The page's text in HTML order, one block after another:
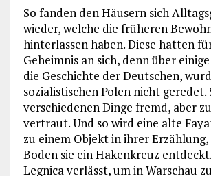
So fanden den Häusern sich
wieder, welche die früheren
hinterlassen haben. Diese hatten
Geheimnis an sich, denn über
die Geschichte der Deutschen,
sozialistischen Polen nicht geredet.
verschiedenen Dinge fremd, aber
vertraut. Und so wird eine alte
zu einem Objekt in ihrer
Boden sie ein Hakenkreuz
Legnica verlässt, um in Warschau